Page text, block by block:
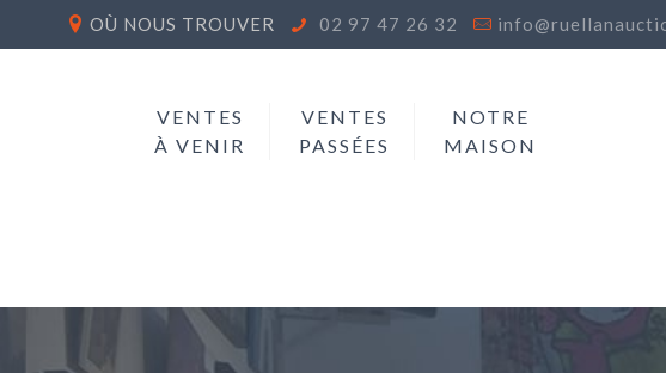
OÙ NOUS TROUVER 02 97 47 26 32
VENTES
À VENIR
VENTES
PASSÉES
NOTRE
MAISON